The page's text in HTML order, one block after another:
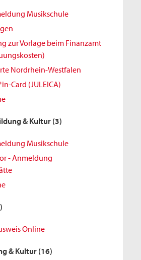
Musikschule
zur Vorlage beim Finanzamt
Nordrhein-Westfalen
Card (JULEICA)
& Kultur (3)
Musikschule
- Anmeldung
Online
& Kultur (16)